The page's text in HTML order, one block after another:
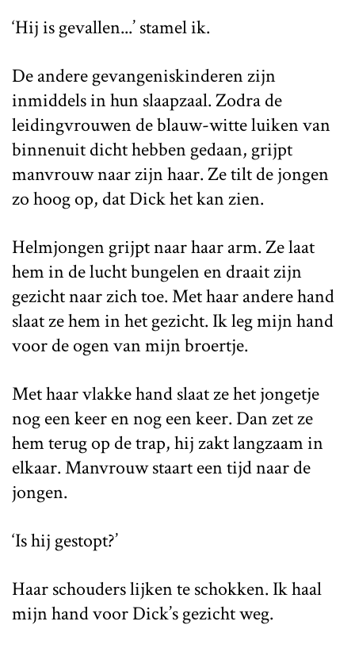
‘Hij is gevallen...’ stamel ik.
De andere gevangeniskinderen zijn
inmiddels in hun slaapzaal. Zodra de
leidingvrouwen de blauw-witte luiken van
binnenuit dicht hebben gedaan, grijpt
manvrouw naar zijn haar. Ze tilt de jongen
zo hoog op, dat Dick het kan zien.
Helmjongen grijpt naar haar arm. Ze laat
hem in de lucht bungelen en draait zijn
gezicht naar zich toe. Met haar andere hand
slaat ze hem in het gezicht. Ik leg mijn hand
voor de ogen van mijn broertje.
Met haar vlakke hand slaat ze het jongetje
nog een keer en nog een keer. Dan zet ze
hem terug op de trap, hij zakt langzaam in
elkaar. Manvrouw staart een tijd naar de
jongen.
‘Is hij gestopt?’
Haar schouders lijken te schokken. Ik haal
mijn hand voor Dick’s gezicht weg.